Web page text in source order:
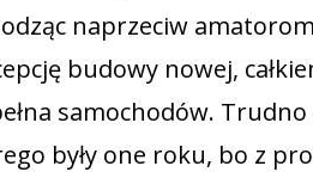
naprzeciw
budowy nowej,
samochodów.
były one roku, bo z